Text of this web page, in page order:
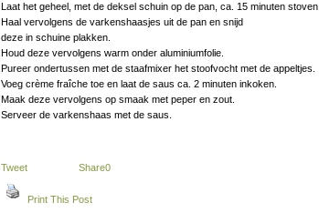
Laat het geheel, met de deksel schuin op de pan, ca. 15 minuten stoven.
Haal vervolgens de varkenshaasjes uit de pan en snijd
deze in schuine plakken.
Houd deze vervolgens warm onder aluminiumfolie.
Pureer ondertussen met de staafmixer het stoofvocht met de appeltjes.
Voeg crème fraîche toe en laat de saus ca. 2 minuten inkoken.
Maak deze vervolgens op smaak met peper en zout.
Serveer de varkenshaas met de saus.
Tweet Share0
Print This Post